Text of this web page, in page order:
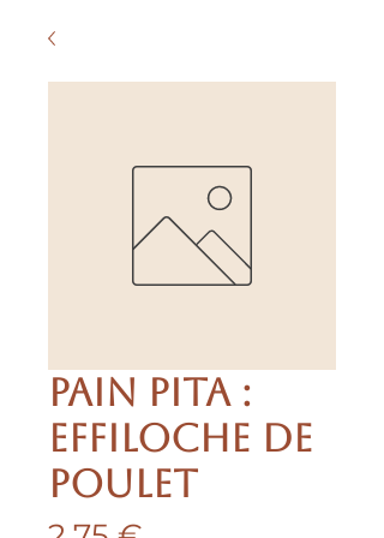
PAIN PITA :
EFFILOCHE DE
POULET